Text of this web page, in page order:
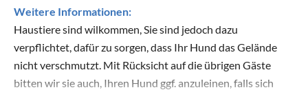
Weitere Informationen:
Haustiere sind wilkommen, Sie sind jedoch dazu
verpflichtet, dafür zu sorgen, dass Ihr Hund das Gelände
nicht verschmutzt. Mit Rücksicht auf die übrigen Gäste
bitten wir sie auch, Ihren Hund ggf. anzuleinen, falls sich